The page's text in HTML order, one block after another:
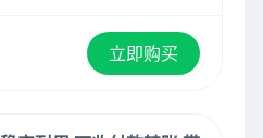
立即购买